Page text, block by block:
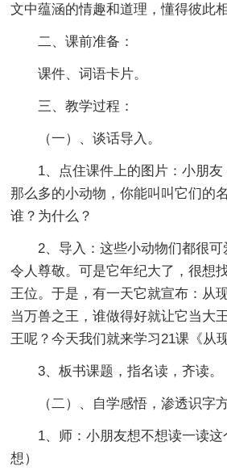
文中蕴涵的情趣和道理，懂得彼此
二、课前准备：
课件、词语卡片。
三、教学过程：
（一）、谈话导入。
1、点住课件上的图片：小朋
那么多的小动物，你能叫叫它们的
谁？为什么？
2、导入：这些小动物们都很
令人尊敬。可是它年纪大了，很想
王位。于是，有一天它就宣布：从
当万兽之王，谁做得好就让它当大
王呢？今天我们就来学习21课《从
3、板书课题，指名读，齐读。
（二）、自学感悟，渗透识字方
1、师：小朋友想不想读一读这
想）